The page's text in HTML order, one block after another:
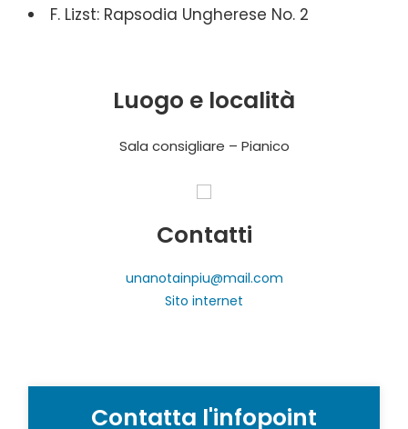
F. Lizst: Rapsodia Ungherese No. 2
Luogo e località
Sala consigliare – Pianico
Contatti
unanotainpiu@mail.com
Sito internet
Contatta l'infopoint